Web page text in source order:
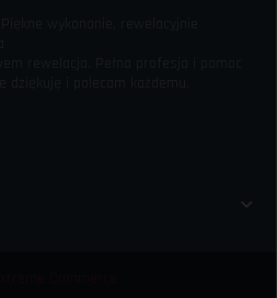
Extreme Commerce